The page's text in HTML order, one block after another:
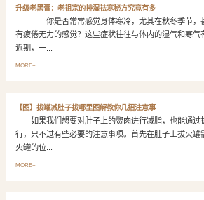
升级老黑膏：老祖宗的排湿祛寒秘方究竟有多
你是否常常感觉身体寒冷，尤其在秋冬季节，
有疲倦无力的感觉？这些症状往往与体内的湿气和寒气
近期，一...
MORE+
【图】拔罐减肚子拔哪里图解教你几招注意事
如果我们想要对肚子上的赘肉进行减脂，也能通过
行，只不过有些必要的注意事项。首先在肚子上拔火罐
火罐的位...
MORE+